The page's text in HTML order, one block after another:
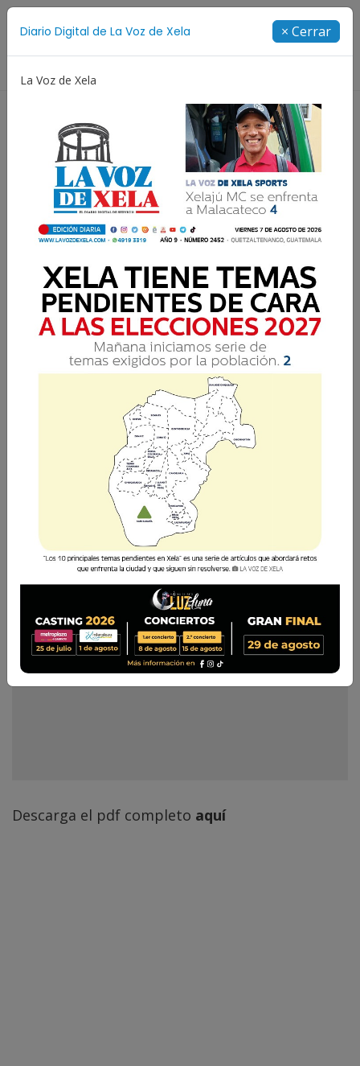
Diario Digital de La Voz de Xela × Cerrar
La Voz de Xela
Lee el diario digital del
sábado 14 de agosto |
#636
La Voz de Xela · Redacción 15 Agosto 2020 17:09
Descarga el pdf completo aquí